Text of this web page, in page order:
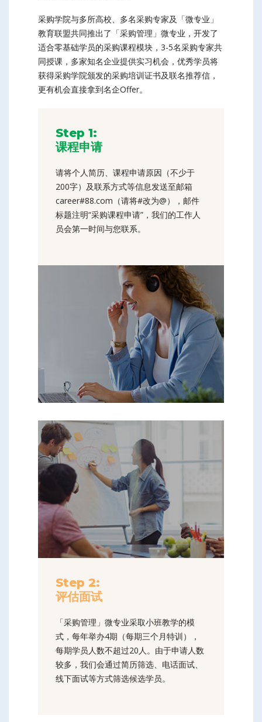
采购学院与多所高校、多名采购专家及「微专业」
教育联盟共同推出了「采购管理」微专业，开发了
适合零基础学员的采购课程模块，3-5名采购专家共
同授课，多家知名企业提供实习机会，优秀学员将
获得采购学院颁发的采购培训证书及联名推荐信，
更有机会直接拿到名企Offer。
Step 1:
课程申请
请将个人简历、课程申请原因（不少于
200字）及联系方式等信息发送至邮箱
career#88.com（请将#改为@），邮件
标题注明“采购课程申请”，我们的工作人
员会第一时间与您联系。
Step 2:
评估面试
「采购管理」微专业采取小班教学的模
式，每年举办4期（每期三个月特训），
每期学员人数不超过20人。由于申请人数
较多，我们会通过简历筛选、电话面试、
线下面试等方式筛选候选学员。